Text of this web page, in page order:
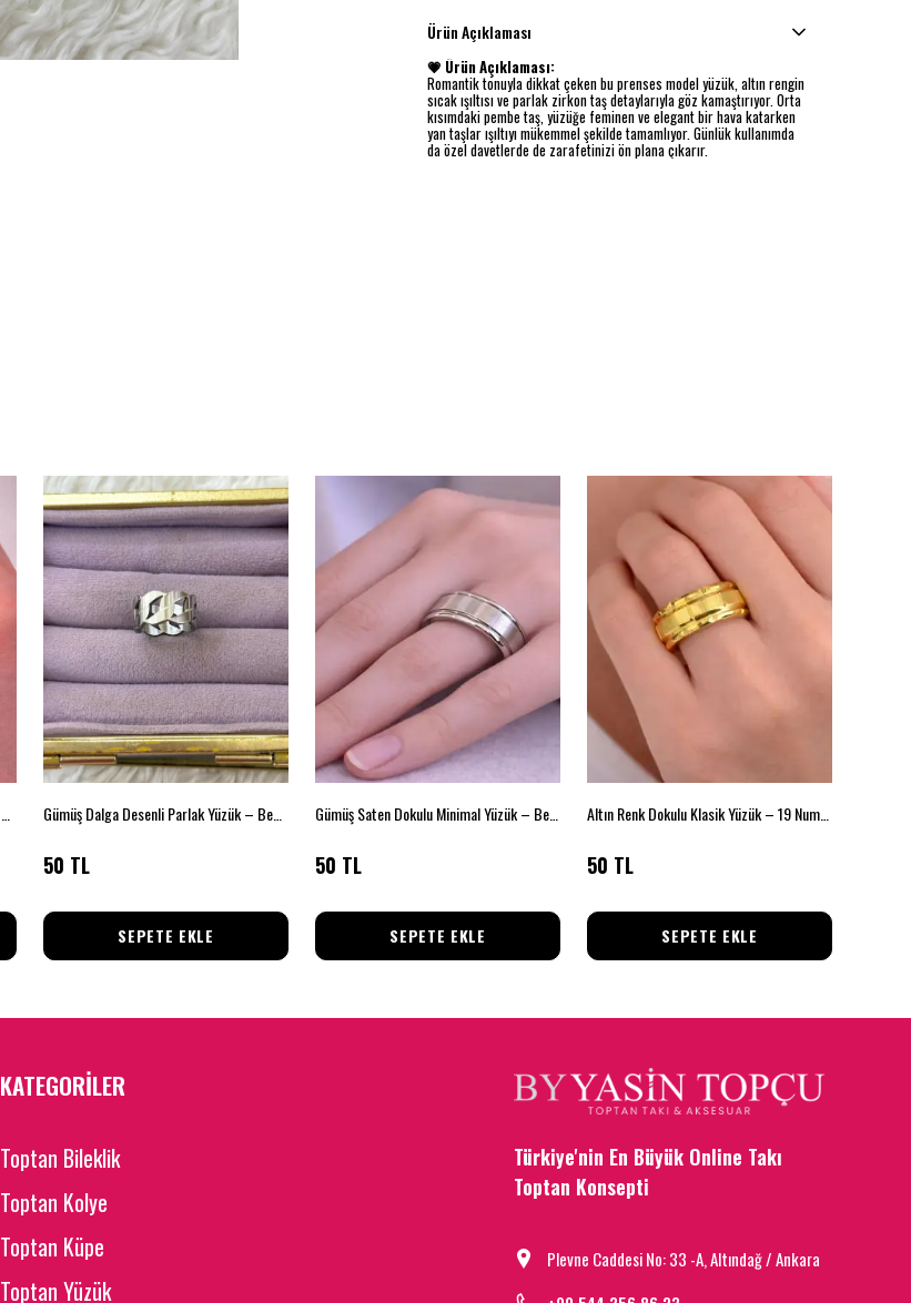
Ürün Açıklaması
💗 Ürün Açıklaması:
Romantik tonuyla dikkat çeken bu prenses model yüzük, altın rengin
sıcak ışıltısı ve parlak zirkon taş detaylarıyla göz kamaştırıyor. Orta
kısımdaki pembe taş, yüzüğe feminen ve elegant bir hava katarken
yan taşlar ışıltıyı mükemmel şekilde tamamlıyor. Günlük kullanımda
da özel davetlerde de zarafetinizi ön plana çıkarır.
50 TL
SEPETE EKLE
50 TL
SEPETE EKLE
50 TL
SEPETE EKLE
KATEGORİLER
Toptan Bileklik
Toptan Kolye
Toptan Küpe
Toptan Yüzük
Türkiye'nin En Büyük Online Takı
Toptan Konsepti
Plevne Caddesi No: 33 -A, Altındağ / Ankara